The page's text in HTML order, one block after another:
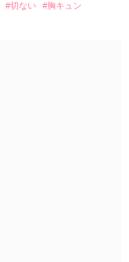
#切ない
#胸キュン